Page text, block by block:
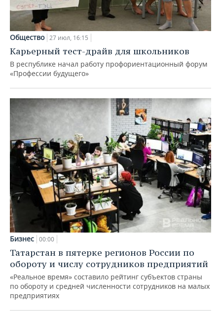
Общество 27 июл, 16:15
Карьерный тест-драйв для школьников
В республике начал работу профориентационный форум
«Профессии будущего»
Бизнес 00:00
Татарстан в пятерке регионов России по
обороту и числу сотрудников предприятий
«Реальное время» составило рейтинг субъектов страны
по обороту и средней численности сотрудников на малых
предприятиях